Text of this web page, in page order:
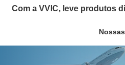
Com a VVIC, leve produtos